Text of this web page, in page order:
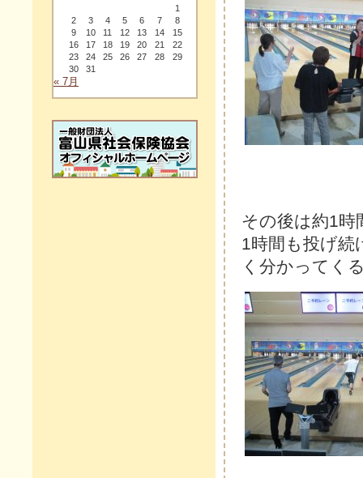
その後は約1時
1時間も投げ続
く分かってく
1
2
3 4 5 6 7
8
9
10 11 12 13 14
15
16
17 18 19 20 21
22
23
24 25 26 27 28
29
30
31
« 7月